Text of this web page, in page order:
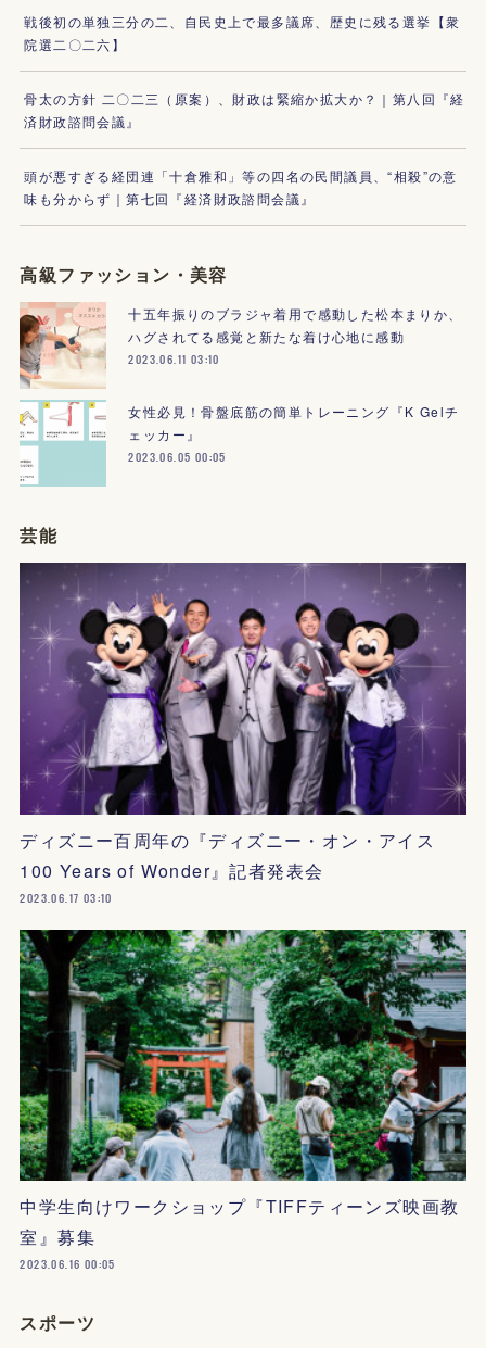
戦後初の単独三分の二、自民史上で最多議席、歴史に残る選挙【衆
院選二〇二六】
骨太の方針 二〇二三（原案）、財政は緊縮か拡大か？｜第八回『経
済財政諮問会議』
頭が悪すぎる経団連「十倉雅和」等の四名の民間議員、“相殺”の意
味も分からず｜第七回『経済財政諮問会議』
高級ファッション・美容
十五年振りのブラジャ着用で感動した松本まりか、
ハグされてる感覚と新たな着け心地に感動
2023.06.11 03:10
女性必見！骨盤底筋の簡単トレーニング『K Gelチ
ェッカー』
2023.06.05 00:05
芸能
ディズニー百周年の『ディズニー・オン・アイス
100 Years of Wonder』記者発表会
2023.06.17 03:10
中学生向けワークショップ『TIFFティーンズ映画教
室』募集
2023.06.16 00:05
スポーツ